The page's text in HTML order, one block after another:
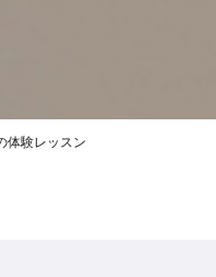
体験レッスン